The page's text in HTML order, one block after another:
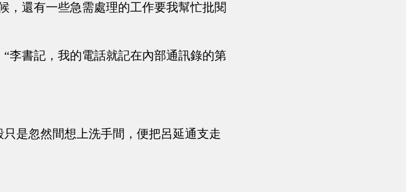
，還有一些急需處理的工作要我幫忙批閱
李書記，我的電話就記在內部通訊錄的第
是忽然間想上洗手間，便把呂延通支走